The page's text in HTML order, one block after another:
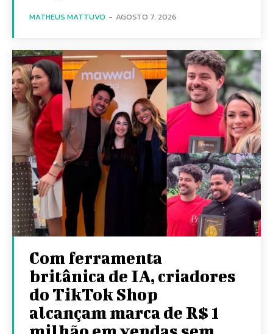
MATHEUS MATTUVO - AGOSTO 7, 2026
Com ferramenta
britânica de IA, criadores
do TikTok Shop
alcançam marca de R$ 1